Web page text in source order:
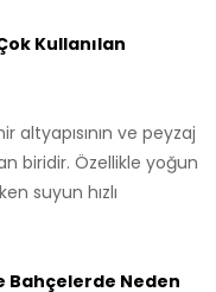
Kullanılan
altyapısının ve peyzaj
biridir. Özellikle yoğun
suyun hızlı
Bahçelerde Neden